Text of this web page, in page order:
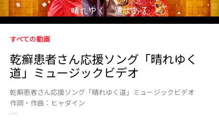
Skip to collection list
Skip to video grid
すべての動画
乾癬患者さん応援ソング「晴れゆく
道」ミュージックビデオ
乾癬患者さん応援ソング「晴れゆく道」ミュージックビデオ
作詞・作曲：ヒャダイン